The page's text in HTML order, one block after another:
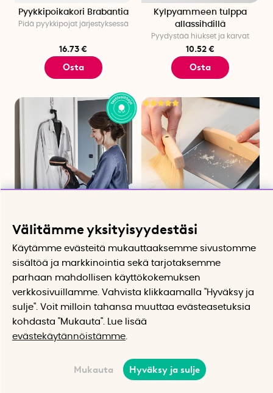
Pyykkipoikakori Brabantia
Pidä pyykkipojat järjestyksessä
16.73 €
Osta
Kylpyammeen tulppa
allassihdillä
Pyydystää hiukset ja karvat
10.52 €
Osta
Vaatehöyrystin, Tefal
Testivoittaja vaatehöyrystin
112.74 €
Osta
Pöytäharja ja rikkalapio
Rikkasetti magneettitoiminnolla
12.91 €
Osta
Välitämme yksityisyydestäsi
Käytämme evästeitä mukauttaaksemme sivustomme
sisältöä ja markkinointia sekä tarjotaksemme
parhaan mahdollisen käyttökokemuksen
verkkosivuillamme. Vahvista klikkaamalla "Hyväksy ja
sulje". Voit milloin tahansa muuttaa evästeasetuksia
kohdasta "Mukauta". Lue lisää
evästekäytännöistämme
Mukauta Hyväksy ja sulje